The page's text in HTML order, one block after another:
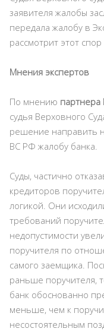
заявителя жалобы
передала жалобу в
рассмотрит этот спор
Мнения экспертов
По мнению партнера
судья Верховного
решение направить
ВС РФ жалобу банка.
Суды, частично
кредиторов
логикой. Они
требований
недопустимости
поручителя по
самого заемщика.
раньше поручителя,
банк обоснованно
меньше, чем к
несостоятельным